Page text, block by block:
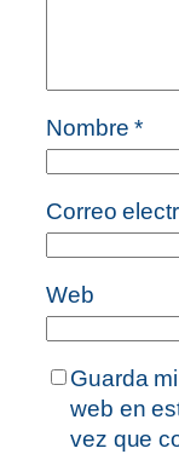
Nombre*
Correo
Web
Guarda
web en
vez que